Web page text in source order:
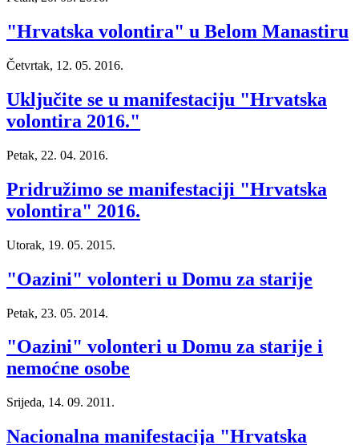
"Hrvatska volontira" u Belom Manastiru
Četvrtak, 12. 05. 2016.
Uključite se u manifestaciju "Hrvatska
volontira 2016."
Petak, 22. 04. 2016.
Pridružimo se manifestaciji "Hrvatska
volontira" 2016.
Utorak, 19. 05. 2015.
"Oazini" volonteri u Domu za starije
Petak, 23. 05. 2014.
"Oazini" volonteri u Domu za starije i
nemoćne osobe
Srijeda, 14. 09. 2011.
Nacionalna manifestacija "Hrvatska